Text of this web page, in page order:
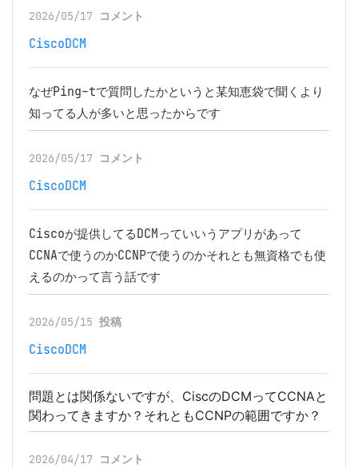
2026/05/17 コメント
CiscoDCM
なぜPing-tで質問したかというと某知恵袋で聞くより
知ってる人が多いと思ったからです
2026/05/17 コメント
CiscoDCM
Ciscoが提供してるDCMっていいうアプリがあって
CCNAで使うのかCCNPで使うのかそれとも無資格でも使
えるのかって言う話です
2026/05/15 投稿
CiscoDCM
問題とは関係ないですが、CiscのDCMってCCNAと
関わってきますか？それともCCNPの範囲ですか？
2026/04/17 コメント